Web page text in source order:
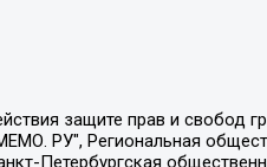
Автономная некоммерческая организация по защите прав человека и информированию населения "Якутия – Наше Мнение", Общество с ограниченной ответственностью "Москоу диджитал медиа", с 26.01.2023 Общество с ограниченной ответственностью "Чайка Белые сады", Ветошкина Валерия Валерьевна, Заговора Максим Александрович, Межрегиональное общественное движение "Российская ЛГБТ - сеть", Оленичев Максим Владимирович, Павлов Иван Юрьевич, Скворцова Елена Сергеевна, Общество с ограниченной ответственностью "Как бы инагент", Кочетков Игорь Викторович, Общество с ограниченной ответственностью "Честные выборы", Еланчик Олег Александрович, Общество с ограниченной ответственностью "Нобелевский призыв", Гималова Регина Эмилевна, Григорьев Андрей Валерьевич, Григорьева Алина Александровна, Ассоциация по содействию защите прав призывников, альтернативнослужащих и военнослужащих "Правозащитная группа "Гражданин.Армия.Право", Хисамова Регина Фаритовна, Автономная некоммерческая организация по реализации социально-правовых программ "Лилит", Дальневосточное общественное движение "Маяк", Санкт-Петербургская ЛГБТ-инициативная группа "Выход", Инициативная группа ЛГБТ+ "Реверс", Алексеев Андрей Викторович, Бекбулатова Таисия Львовна, Беляев Иван Михайлович, Владыкина Елена Сергеевна, Гельман Марат Александрович, Никульшина Вероника Юрьевна, Толоконникова Надежда Андреевна, Шендерович Виктор Анатольевич, Общество с ограниченной ответственностью "Данное сообщение", Общество с ограниченной ответственностью Издательский дом "Новая глава", Айнбиндер Александра Александровна, Московский комьюнити-центр для ЛГБТ+инициатив, Благотворительный фонд развития филантропии, Deutsche Welle (Германия, Kurt-Schumacher-Strasse 3, 53113 Bonn), Борзунова